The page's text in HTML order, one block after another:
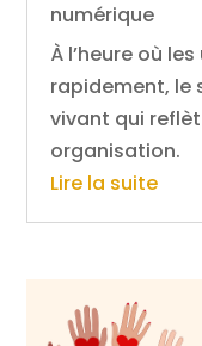
numérique
À l’heure où
rapidement, le
vivant qui
organisation.
Lire la suite